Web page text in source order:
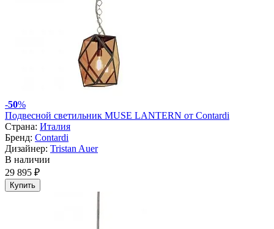
-50%
Подвесной светильник MUSE LANTERN от Contardi
Страна: Италия
Бренд: Contardi
Дизайнер: Tristan Auer
В наличии
29 895 ₽
Купить